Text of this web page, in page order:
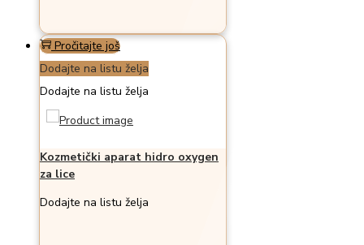
Pročitajte još
Dodajte na listu želja
Dodajte na listu želja
Kozmetički aparat hidro oxygen
za lice
Dodajte na listu želja